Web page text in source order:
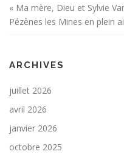
« Ma mère, Dieu et Sylvie
Pézènes les Mines en plein
ARCHIVES
juillet 2026
avril 2026
janvier 2026
octobre 2025